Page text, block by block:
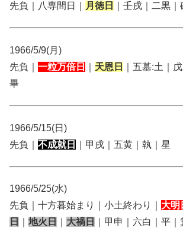
先負｜八専間日｜
月徳日 ｜壬戌｜二黒
1966/5/9(月)
先負｜ 一粒万倍日 天恩日
｜五墓:土｜
畢
1966/5/15(日)
先負｜ 不成就日 ｜甲戌｜五黄｜執｜星
1966/5/25(水)
先負｜十方暮始まり｜小土終わり｜ 大明
日
地火日 大禍日 ｜甲申｜六白｜平｜